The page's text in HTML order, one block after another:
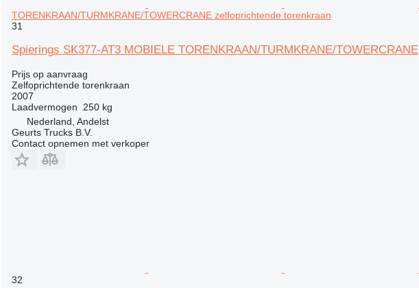
TORENKRAAN/TURMKRANE/TOWERCRANE zelfoprichtende torenkraan
31
Spierings SK377-AT3 MOBIELE TORENKRAAN/TURMKRANE/TOWERCRANE
Prijs op aanvraag
Zelfoprichtende torenkraan
2007
Laadvermogen
250 kg
Nederland, Andelst
Geurts Trucks B.V.
Contact opnemen met verkoper
32